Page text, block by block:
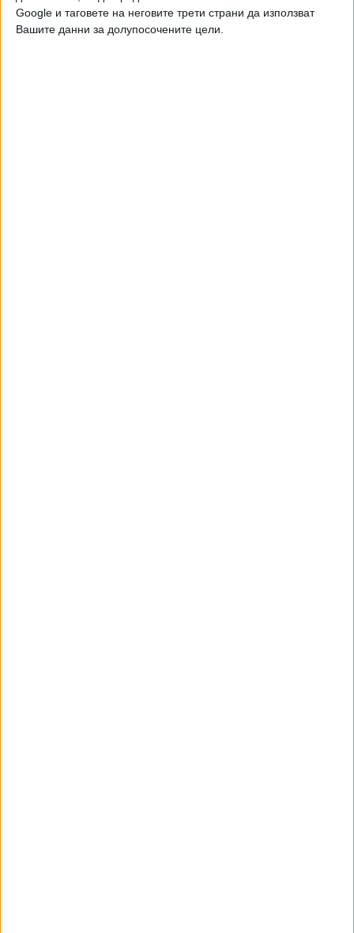
Google и таговете на неговите трети страни да използват
Вашите данни за долупосочените цели.
търсачката ще може да се свърже с компанията от
името на потребителя.